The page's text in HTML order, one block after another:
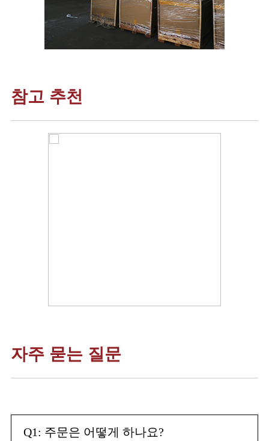
참고 추천
자주 묻는 질문
Q1: 주문은 어떻게 하나요?